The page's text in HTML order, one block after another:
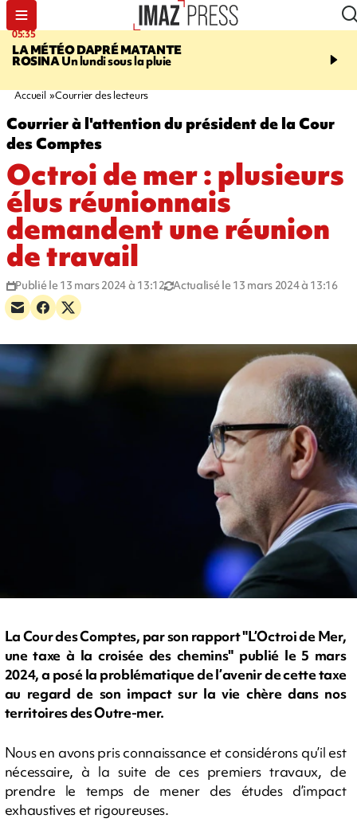
05:35
LA MÉTÉO DAPRÉ MATANTE
ROSINAUn lundi sous la pluie
07:47
ses deux enfants
Accueil Courrier des lecteurs
Courrier à l'attention du président de la Cour
des Comptes
Octroi de mer : plusieurs
élus réunionnais
demandent une réunion
de travail
Publié le 13 mars 2024 à 13:12 Actualisé le 13 mars 2024 à 13:16
La Cour des Comptes, par son rapport "L’Octroi de Mer,
une taxe à la croisée des chemins" publié le 5 mars
2024, a posé la problématique de l’avenir de cette taxe
au regard de son impact sur la vie chère dans nos
territoires des Outre-mer.
Nous en avons pris connaissance et considérons qu’il est
nécessaire, à la suite de ces premiers travaux, de
prendre le temps de mener des études d’impact
exhaustives et rigoureuses.